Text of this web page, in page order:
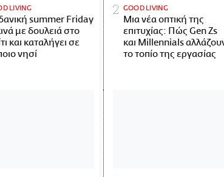
LIVING
summer Friday
με δουλειά στο
και καταλήγει σε
νησί
GOOD LIVING
Μια νέα οπτική της
επιτυχίας: Πώς Gen Zs
και Millennials
το τοπίο της εργασίας